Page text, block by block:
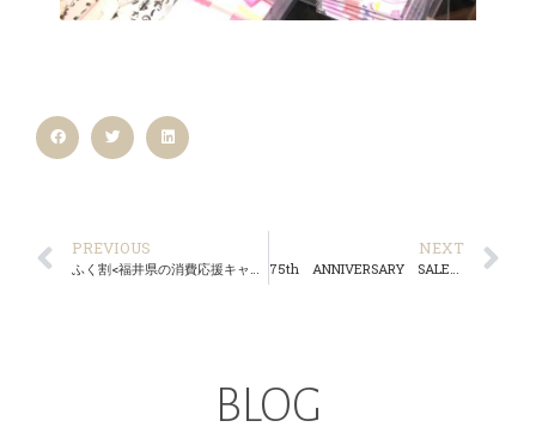
PREVIOUS
ふく割<福井県の消費応援キャンペーン>スタート
NEXT
75th ANNIVERSARY SALE 絶賛開催中！！
BLOG